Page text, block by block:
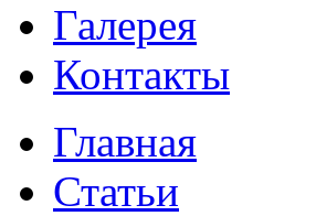
Галерея
Контакты
Главная
Статьи